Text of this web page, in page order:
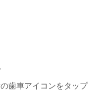
歯車アイコンをタップ